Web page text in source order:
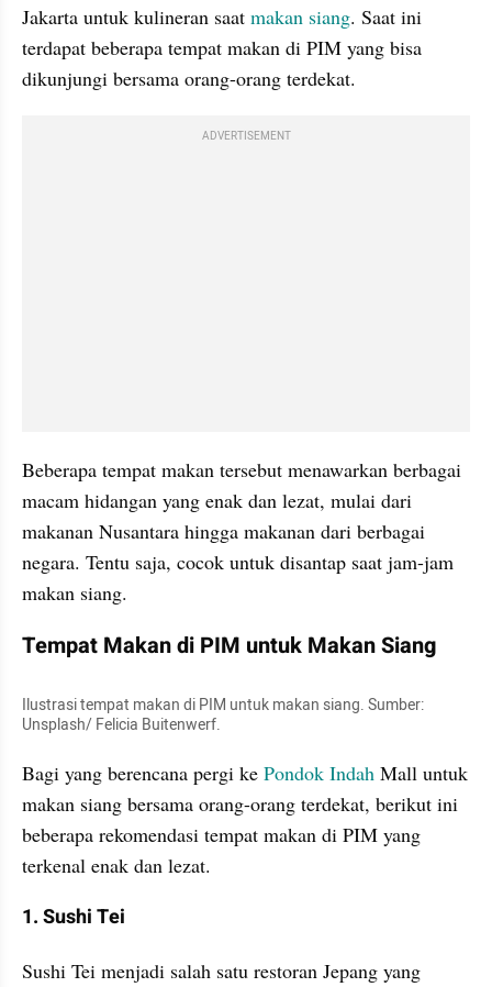
Jakarta untuk kulineran saat makan siang. Saat ini
terdapat beberapa tempat makan di PIM yang bisa
dikunjungi bersama orang-orang terdekat.
ADVERTISEMENT
Beberapa tempat makan tersebut menawarkan berbagai
macam hidangan yang enak dan lezat, mulai dari
makanan Nusantara hingga makanan dari berbagai
negara. Tentu saja, cocok untuk disantap saat jam-jam
makan siang.
Tempat Makan di PIM untuk Makan Siang
Ilustrasi tempat makan di PIM untuk makan siang. Sumber:
Unsplash/ Felicia Buitenwerf.
Bagi yang berencana pergi ke Pondok Indah Mall untuk
makan siang bersama orang-orang terdekat, berikut ini
beberapa rekomendasi tempat makan di PIM yang
terkenal enak dan lezat.
1. Sushi Tei
Sushi Tei menjadi salah satu restoran Jepang yang